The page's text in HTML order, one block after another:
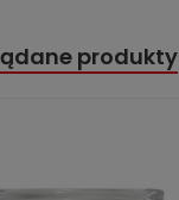
produkty